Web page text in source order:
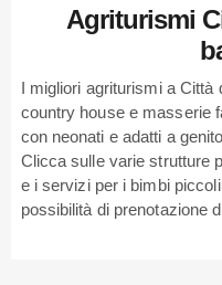
Agriturismi
I migliori agriturismi a Città
country house e masserie
con neonati e adatti a
Clicca sulle varie strutture
e i servizi per i bimbi
possibilità di prenotazione